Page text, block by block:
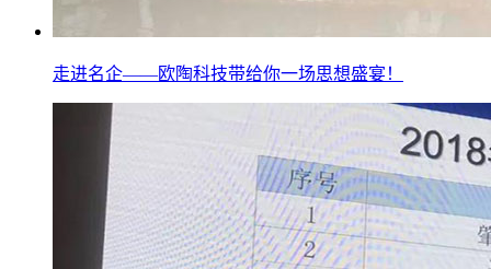
走进名企——欧陶科技带给你一场思想盛宴！